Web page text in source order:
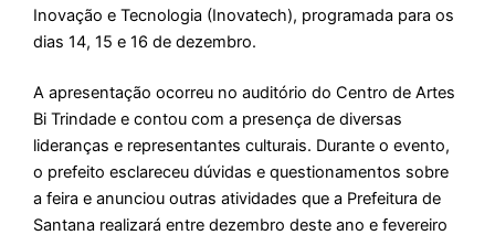
Inovação e Tecnologia (Inovatech), programada para os
dias 14, 15 e 16 de dezembro.
A apresentação ocorreu no auditório do Centro de Artes
Bi Trindade e contou com a presença de diversas
lideranças e representantes culturais. Durante o evento,
o prefeito esclareceu dúvidas e questionamentos sobre
a feira e anunciou outras atividades que a Prefeitura de
Santana realizará entre dezembro deste ano e fevereiro